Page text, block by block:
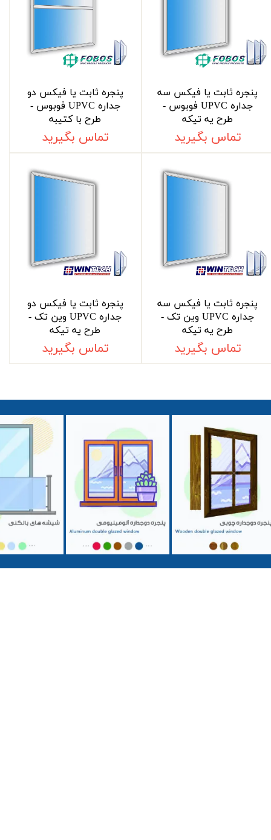
پنجره ثابت یا فیکس سه
جداره UPVC فوبوس -
طرح یه تیکه
تماس بگیرید
پنجره ثابت یا فیکس دو
جداره UPVC فوبوس -
طرح با کتیبه
تماس بگیرید
پنجره ثابت یا فیکس سه
جداره UPVC وین تک -
طرح یه تیکه
تماس بگیرید
پنجره ثابت یا فیکس دو
جداره UPVC وین تک -
طرح یه تیکه
تماس بگیرید